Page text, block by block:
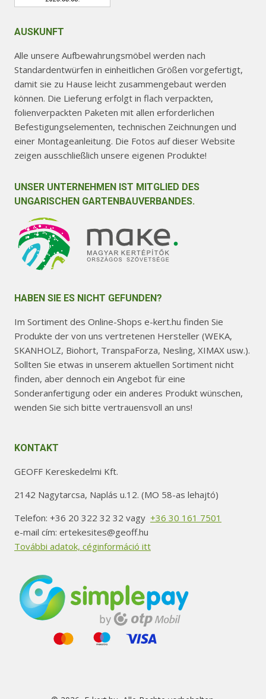
AUSKUNFT
Alle unsere Aufbewahrungsmöbel werden nach
Standardentwürfen in einheitlichen Größen vorgefertigt,
damit sie zu Hause leicht zusammengebaut werden
können. Die Lieferung erfolgt in flach verpackten,
folienverpackten Paketen mit allen erforderlichen
Befestigungselementen, technischen Zeichnungen und
einer Montageanleitung. Die Fotos auf dieser Website
zeigen ausschließlich unsere eigenen Produkte!
UNSER UNTERNEHMEN IST MITGLIED DES
UNGARISCHEN GARTENBAUVERBANDES.
HABEN SIE ES NICHT GEFUNDEN?
Im Sortiment des Online-Shops e-kert.hu finden Sie
Produkte der von uns vertretenen Hersteller (WEKA,
SKANHOLZ, Biohort, TranspaForza, Nesling, XIMAX usw.).
Sollten Sie etwas in unserem aktuellen Sortiment nicht
finden, aber dennoch ein Angebot für eine
Sonderanfertigung oder ein anderes Produkt wünschen,
wenden Sie sich bitte vertrauensvoll an uns!
KONTAKT
GEOFF Kereskedelmi Kft.
2142 Nagytarcsa, Naplás u.12. (MO 58-as lehajtó)
Telefon: +36 20 322 32 32 vagy +36 30 161 7501
e-mail cím: ertekesites@geoff.hu
További adatok, céginformáció itt